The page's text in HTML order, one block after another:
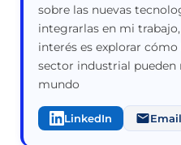
sobre las nuevas
integrarlas en mi
interés es explorar
sector industrial
mundo
LinkedIn Email